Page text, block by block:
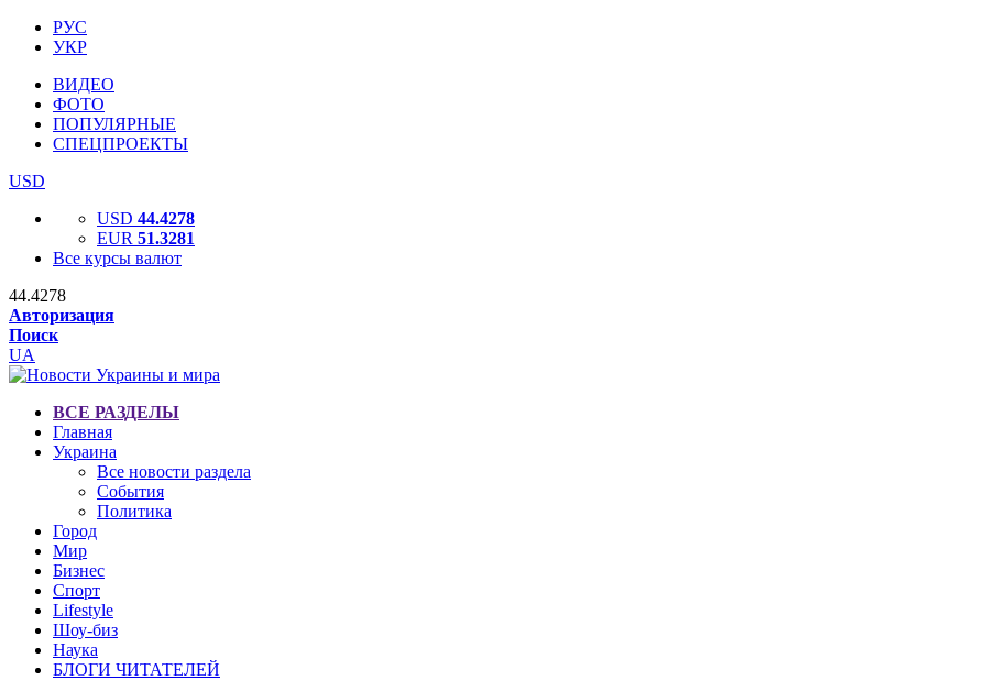
РУС
УКР
ВИДЕО
ФОТО
ПОПУЛЯРНЫЕ
СПЕЦПРОЕКТЫ
USD
USD 44.4278
EUR 51.3281
Все курсы валют
44.4278
Авторизация
Поиск
UA
ВСЕ РАЗДЕЛЫ
Главная
Украина
Все новости раздела
События
Политика
Город
Мир
Бизнес
Спорт
Lifestyle
Шоу-биз
Наука
БЛОГИ ЧИТАТЕЛЕЙ